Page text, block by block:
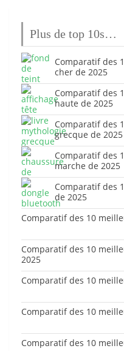
Plus de top 10s…
Comparatif des
cher de 2025
Comparatif des
haute de 2025
Comparatif des
grecque de 2025
Comparatif des
marche de 2025
Comparatif des
de 2025
Comparatif des 10
Comparatif des 10
2025
Comparatif des 10
Comparatif des 10
Comparatif des 10